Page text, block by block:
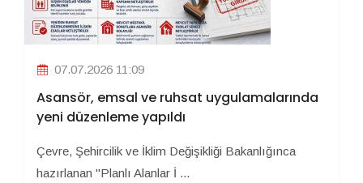
07.07.2026 11:09
Asansör, emsal ve ruhsat uygulamalarında
yeni düzenleme yapıldı
Çevre, Şehircilik ve İklim Değişikliği Bakanlığınca
hazırlanan "Planlı Alanlar İ ...